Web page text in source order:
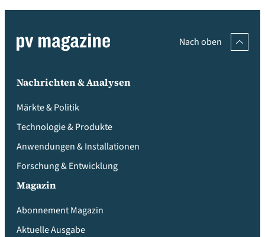
Nach oben
Nachrichten & Analysen
Märkte & Politik
Technologie & Produkte
Anwendungen & Installationen
Forschung & Entwicklung
Magazin
Abonnement Magazin
Aktuelle Ausgabe